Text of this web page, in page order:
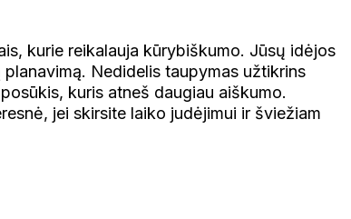
kurie reikalauja kūrybiškumo. Jūsų idėjos
Nedidelis taupymas užtikrins
kuris atneš daugiau aiškumo.
jei skirsite laiko judėjimui ir šviežiam